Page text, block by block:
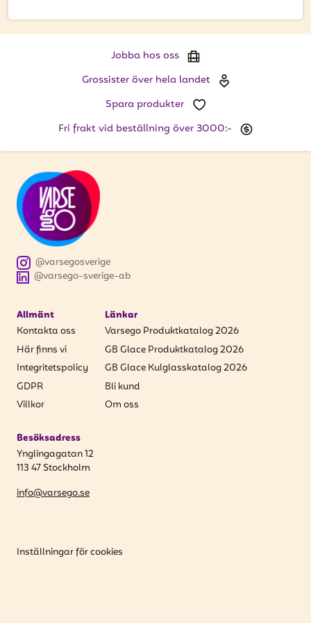
Ange din e-postadress nedan för att ta del av våra
E-postadress
PRENUMERERA
Jobba hos oss
Grossister över hela landet
Spara produkter
Fri frakt vid beställning över 3000:-
@varsego-sverige-ab
@varsegosverige
Allmänt
Kontakta oss
Här finns vi
Integritetspolicy
GDPR
Villkor
Länkar
Varsego Produktkatalog 2026
GB Glace Produktkatalog 2026
GB Glace Kulglasskatalog 2026
Bli kund
Om oss
Besöksadress
Ynglingagatan 12
113 47 Stockholm
info@varsego.se
Inställningar för cookies